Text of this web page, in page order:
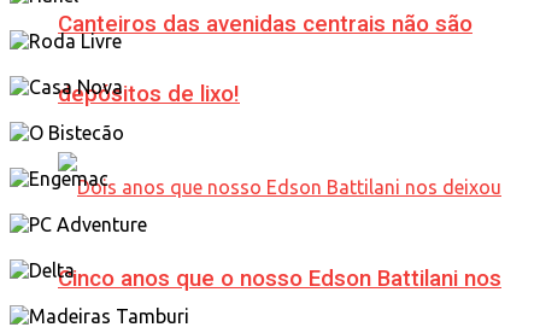
Canteiros das avenidas centrais não são
depósitos de lixo!
Cinco anos que o nosso Edson Battilani nos